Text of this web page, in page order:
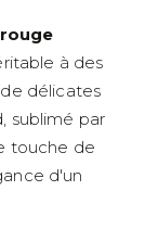
à des
délicates
sublimé par
touche de
d'un